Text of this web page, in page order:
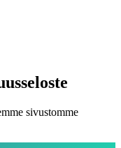
sivustomme